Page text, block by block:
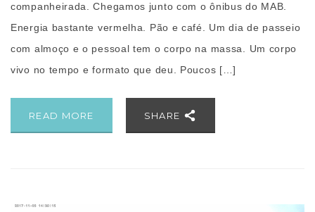
companheirada. Chegamos junto com o ônibus do MAB.
Energia bastante vermelha. Pão e café. Um dia de passeio
com almoço e o pessoal tem o corpo na massa. Um corpo
vivo no tempo e formato que deu. Poucos […]
READ MORE SHARE